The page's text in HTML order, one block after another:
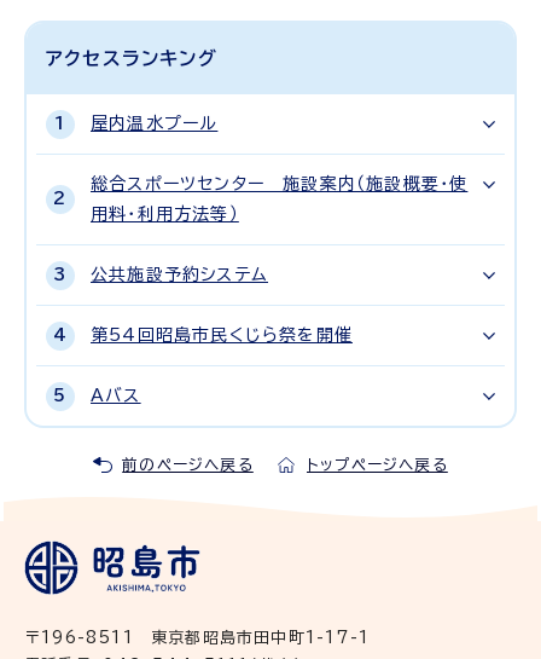
アクセスランキング
屋内温水プール
総合スポーツセンター 施設案内（施設概要・使
用料・利用方法等）
公共施設予約システム
第54回昭島市民くじら祭を開催
Aバス
前のページへ戻る トップページへ戻る
〒196-8511 東京都昭島市田中町1-17-1